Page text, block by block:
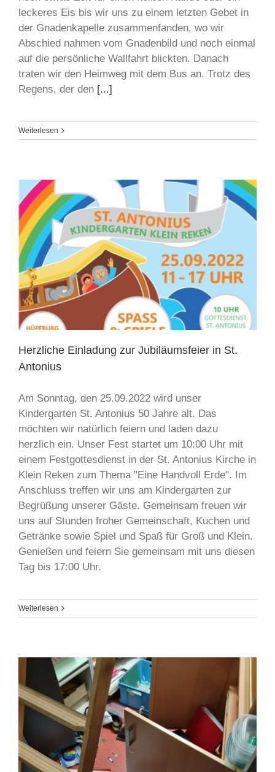
leckeres Eis bis wir uns zu einem letzten Gebet in
der Gnadenkapelle zusammenfanden, wo wir
Abschied nahmen vom Gnadenbild und noch einmal
auf die persönliche Wallfahrt blickten. Danach
traten wir den Heimweg mit dem Bus an. Trotz des
Regens, der den [...]
Weiterlesen
Herzliche Einladung zur Jubiläumsfeier in St.
Antonius
Am Sonntag, den 25.09.2022 wird unser
Kindergarten St. Antonius 50 Jahre alt. Das
möchten wir natürlich feiern und laden dazu
herzlich ein. Unser Fest startet um 10:00 Uhr mit
einem Festgottesdienst in der St. Antonius Kirche in
Klein Reken zum Thema "Eine Handvoll Erde". Im
Anschluss treffen wir uns am Kindergarten zur
Begrüßung unserer Gäste. Gemeinsam freuen wir
uns auf Stunden froher Gemeinschaft, Kuchen und
Getränke sowie Spiel und Spaß für Groß und Klein.
Genießen und feiern Sie gemeinsam mit uns diesen
Tag bis 17:00 Uhr.
Weiterlesen